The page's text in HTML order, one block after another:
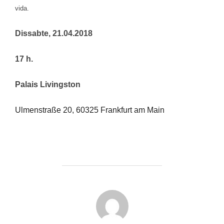
vida.
Dissabte, 21.04.2018
17 h.
Palais Livingston
Ulmenstraße 20, 60325 Frankfurt am Main
POST AUTHOR